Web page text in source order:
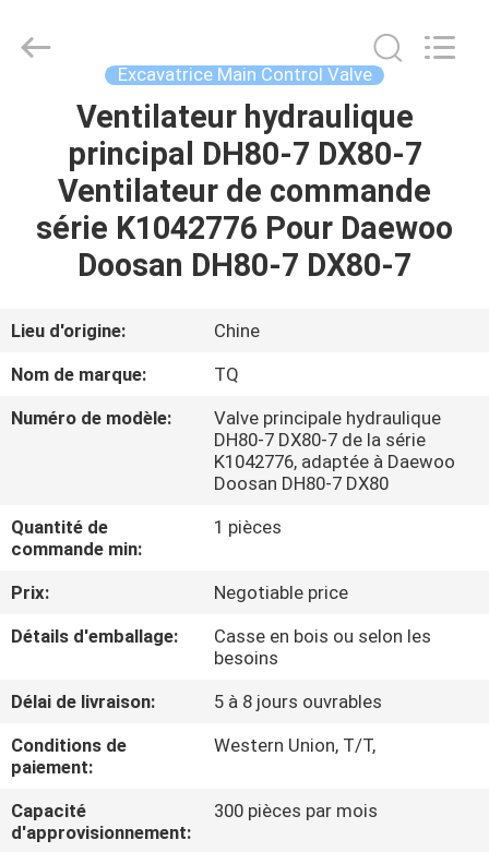
APERÇU
PRODUITS
VIDÉOS
VR
SHOW
A
NOUS
D'USINE
CONTRÔLE
DE
QUALITÉ
Machinery
Excavatrice Main Control Valve
Ventilateur hydraulique
principal DH80-7 DX80-7
Ventilateur de commande
série K1042776 Pour Daewoo
Doosan DH80-7 DX80-7
Lieu d'origine:
Chine
Nom de marque:
TQ
Numéro de modèle:
Valve principale hydraulique
DH80-7 DX80-7 de la série
K1042776, adaptée à Daewoo
Doosan DH80-7 DX80
Quantité de
commande min:
1 pièces
Prix:
Negotiable price
Détails d'emballage:
Casse en bois ou selon les
besoins
Délai de livraison:
5 à 8 jours ouvrables
Conditions de
paiement:
Western Union, T/T,
Capacité
d'approvisionnement:
300 pièces par mois